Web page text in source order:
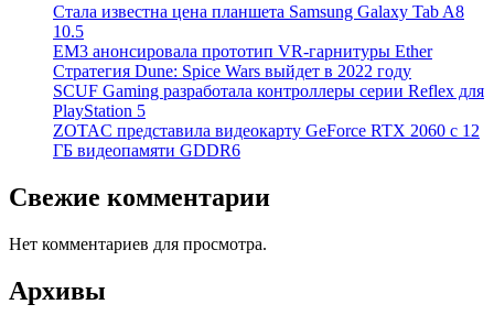
Стала известна цена планшета Samsung Galaxy Tab A8
10.5
EM3 анонсировала прототип VR-гарнитуры Ether
Стратегия Dune: Spice Wars выйдет в 2022 году
SCUF Gaming разработала контроллеры серии Reflex для
PlayStation 5
ZOTAC представила видеокарту GeForce RTX 2060 с 12
ГБ видеопамяти GDDR6
Свежие комментарии
Нет комментариев для просмотра.
Архивы